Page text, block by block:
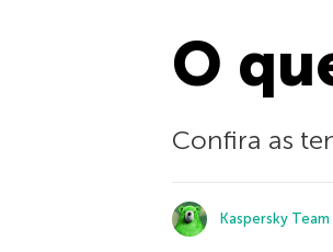
O
Confira as
Kaspersky Team